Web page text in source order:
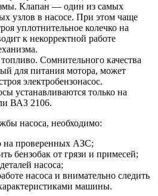
Клапан — один из самых
узлов в насосе. При этом чаще
уплотнительное колечко на
к некорректной работе
Сомнительного качества
для питания мотора, может
электробензонасос.
устанавливаются только на
ВАЗ 2106.
насоса, необходимо:
на проверенных АЗС;
бензобак от грязи и примесей;
насоса;
насоса и внимательно следить
машины.